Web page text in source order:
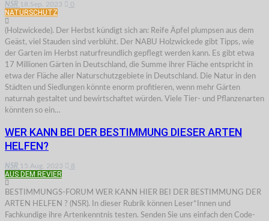
NSR 18.Sep. 2023 0
NATURSCHUTZ
(Holzwickede). Der Herbst kündigt sich an: Reife Äpfel plumpsen aus dem
Geäst, viel Stauden sind verblüht. Der NABU Holzwickede gibt Tipps, wie
der Garten im Herbst naturfreundlich gepflegt werden kann. Es gibt etwa
17 Millionen Gärten in Deutschland, die Summe ihrer Fläche entspricht in
etwa der Fläche aller Naturschutzgebiete in Deutschland. Die Natur in den
Städten und Siedlungen könnte enorm profitieren, wenn mehr Gärten
naturnah gestaltet und bewirtschaftet würden. Viele Tier- und Pflanzenarten
könnten so ein…
WER KANN BEI DER BESTIMMUNG DIESER ARTEN
HELFEN?
NSR 15.Aug. 2023 8
AUS DEM REVIER
BESTIMMUNGS-FORUM WER KANN HIER BEI DER BESTIMMUNG DER
ARTEN HELFEN ? (NSR). In dieser Rubrik können Leser*Innen und
Fachkundige ihre Artenkenntnis testen. Senden Sie uns einfach den Code-